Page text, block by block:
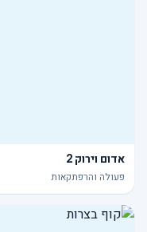
אדום וירוק 2
פעולה והרפתקאות